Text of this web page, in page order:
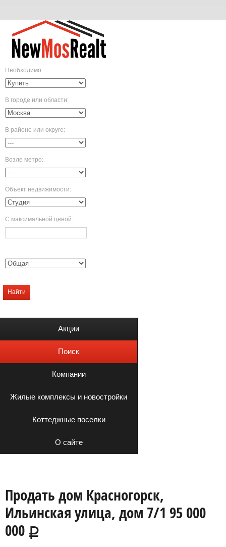
Необходимо:
В городе или области:
В районе или округе:
Возле метро:
Объект недвижимости:
С максимальной ценой:
Найти
Акции
Поиск
Компании
Жилые комплексы и новостройки
Коттеджные поселки
О сайте
Продать дом Красногорск,
Ильинская улица, дом 7/1 95 000
000 Р